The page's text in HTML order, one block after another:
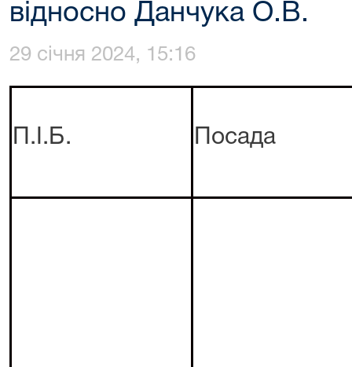
відносно Данчука О.В.
29 січня 2024, 15:16
П.І.Б. Посада